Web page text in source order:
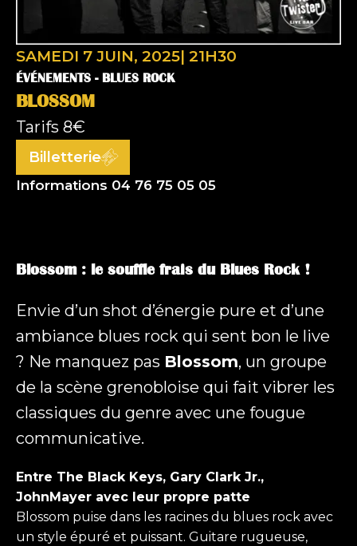
SAMEDI 7 JUIN, 2025| 21H30
ÉVÉNEMENTS - BLUES ROCK
BLOSSOM
Tarifs 8€
Billetterie
Informations 04 76 75 05 05
Blossom : le souffle frais du Blues Rock !
Envie d’un shot d’énergie pure et d’une
ambiance blues rock qui sent bon le live
? Ne manquez pas Blossom, un groupe
de la scène grenobloise qui fait vibrer les
classiques du genre avec une fougue
communicative.
Entre The Black Keys, Gary Clark Jr.,
JohnMayer avec leur propre patte
Blossom puise dans les racines du blues rock avec
un style épuré et puissant. Guitare rugueuse,